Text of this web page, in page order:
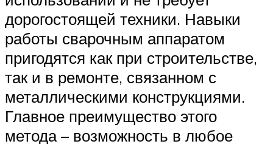
дорогостоящей техники. Навыки
работы сварочным аппаратом
пригодятся как при строительстве,
так и в ремонте, связанном с
металлическими конструкциями.
Главное преимущество этого
метода – возможность в любое